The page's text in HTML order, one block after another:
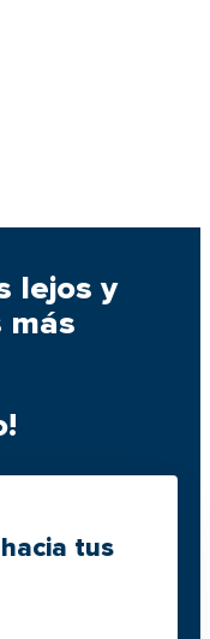
lejos y
más
tus